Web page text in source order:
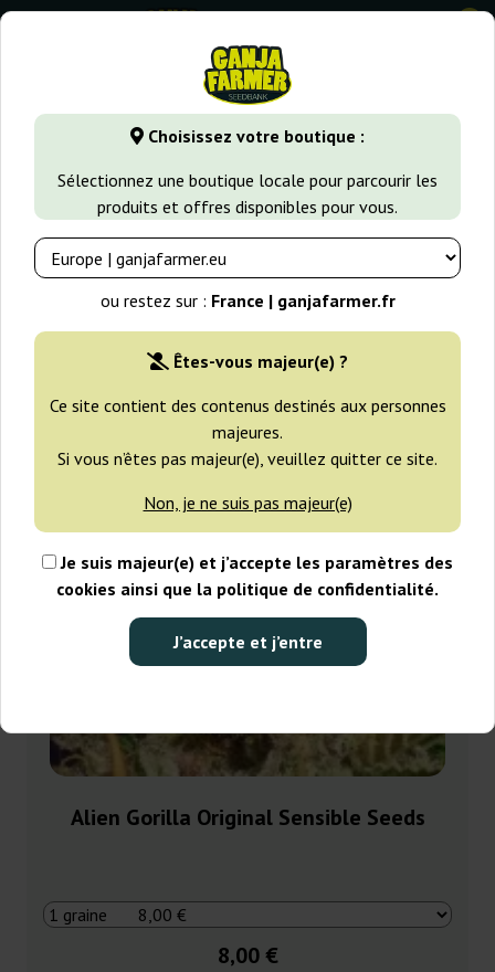
Choisissez votre boutique :
Sélectionnez une boutique locale pour parcourir les
produits et offres disponibles pour vous.
ou restez sur : France | ganjafarmer.fr
Êtes-vous majeur(e) ?
Ce site contient des contenus destinés aux personnes
majeures.
Si vous n’êtes pas majeur(e), veuillez quitter ce site.
Non, je ne suis pas majeur(e)
Je suis majeur(e) et j’accepte les paramètres des
cookies ainsi que la politique de confidentialité.
J’accepte et j’entre
0
GanjaFarmer.fr Banques de Graines de Cannabis Original
Original Sensible Seeds Graines
Filtres Tri
Alien Gorilla Original Sensible Seeds
8,00 €